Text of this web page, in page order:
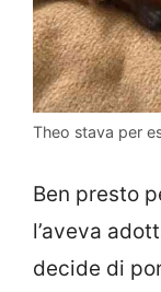
Theo stava per
Ben presto
l’aveva
decide di